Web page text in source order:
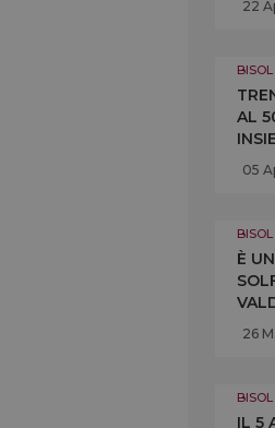
22
BISOL
AL
05
BISOL
È
26
BISOL
IL 5